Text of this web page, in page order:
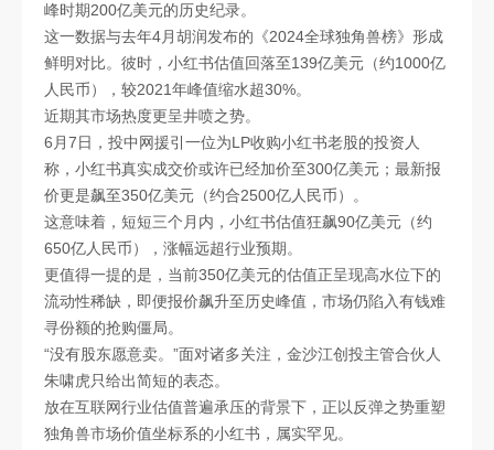
峰时期200亿美元的历史纪录。
这一数据与去年4月胡润发布的《2024全球独角兽榜》形成
鲜明对比。彼时，小红书估值回落至139亿美元（约1000亿
人民币），较2021年峰值缩水超30%。
近期其市场热度更呈井喷之势。
6月7日，投中网援引一位为LP收购小红书老股的投资人
称，小红书真实成交价或许已经加价至300亿美元；最新报
价更是飙至350亿美元（约合2500亿人民币）。
这意味着，短短三个月内，小红书估值狂飙90亿美元（约
650亿人民币），涨幅远超行业预期。
更值得一提的是，当前350亿美元的估值正呈现高水位下的
流动性稀缺，即便报价飙升至历史峰值，市场仍陷入有钱难
寻份额的抢购僵局。
“没有股东愿意卖。”面对诸多关注，金沙江创投主管合伙人
朱啸虎只给出简短的表态。
放在互联网行业估值普遍承压的背景下，正以反弹之势重塑
独角兽市场价值坐标系的小红书，属实罕见。